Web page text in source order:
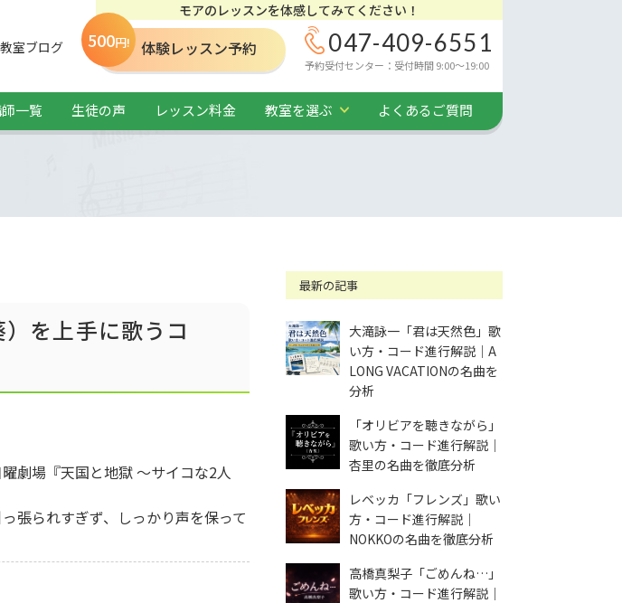
教室ブログ
モアのレッスンを体感してみてください！
500円! 体験レッスン予約 047-409-6551
予約受付センター：受付時間 9:00～19:00
一覧 生徒の声 レッスン料金 教室を選ぶ よくあるご質問
を上手に歌うコ
劇場『天国と地獄 ～サイコな2人
張られすぎず、しっかり声を保って
最新の記事
大滝詠一「君は天然色」歌
い方・コード進行解説｜A
LONG VACATIONの名曲を
分析
「オリビアを聴きながら」
歌い方・コード進行解説｜
杏里の名曲を徹底分析
レベッカ「フレンズ」歌い
方・コード進行解説｜
NOKKOの名曲を徹底分析
高橋真梨子「ごめんね…」
歌い方・コード進行解説｜